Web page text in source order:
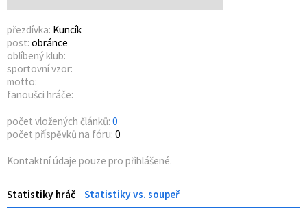
přezdívka: Kuncík
post: obránce
oblíbený klub:
sportovní vzor:
motto:
fanoušci hráče:
počet vložených článků: 0
počet příspěvků na fóru: 0
Kontaktní údaje pouze pro přihlášené.
Statistiky hráč Statistiky vs. soupeř